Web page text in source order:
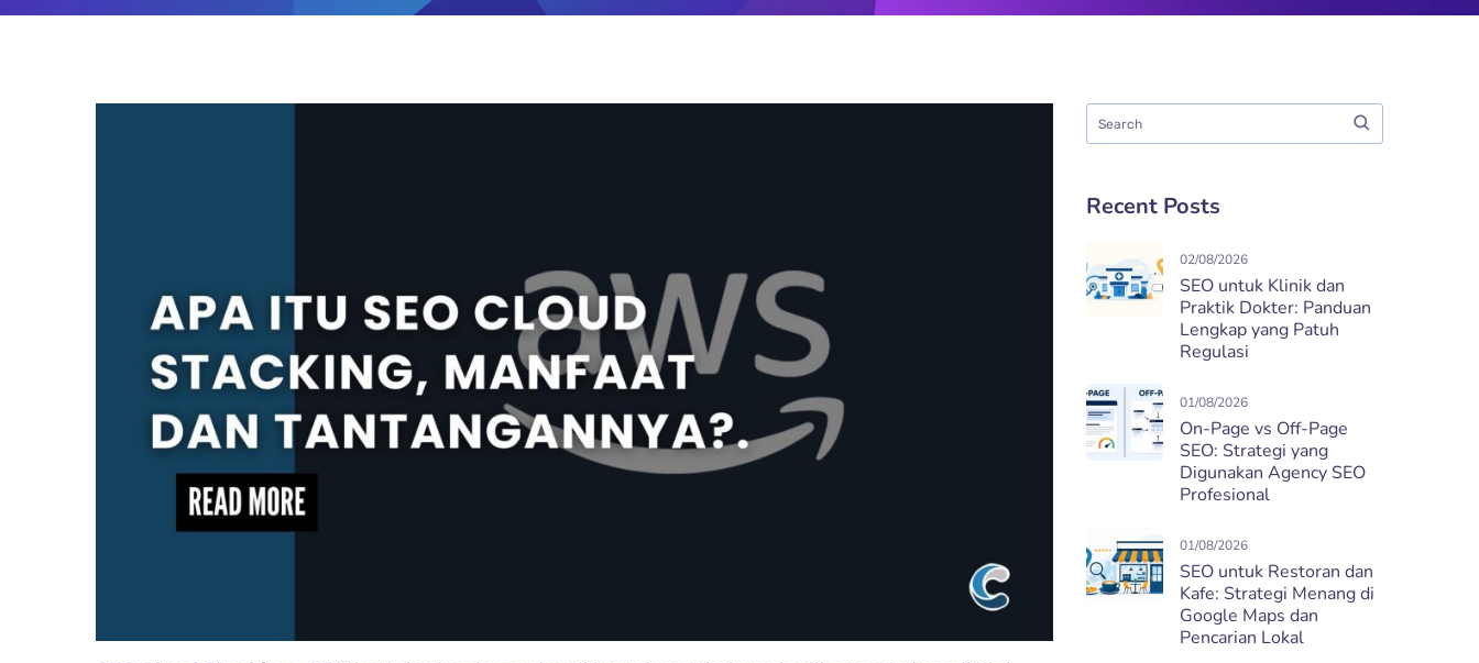
Recent Posts
02/08/2026
SEO untuk Klinik dan
Praktik Dokter: Panduan
Lengkap yang Patuh
Regulasi
01/08/2026
On-Page vs Off-Page
SEO: Strategi yang
Digunakan Agency SEO
Profesional
01/08/2026
SEO untuk Restoran dan
Kafe: Strategi Menang di
Google Maps dan
Pencarian Lokal